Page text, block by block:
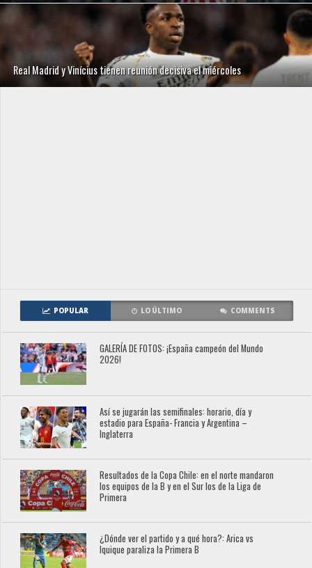
Real Madrid y Vinícius tienen reunión decisiva el miércoles
POPULAR LO ÚLTIMO COMMENTS
GALERÍA DE FOTOS: ¡España campeón del Mundo
2026!
Así se jugarán las semifinales: horario, día y
estadio para España- Francia y Argentina –
Inglaterra
Resultados de la Copa Chile: en el norte mandaron
los equipos de la B y en el Sur los de la Liga de
Primera
¿Dónde ver el partido y a qué hora?: Arica vs
Iquique paraliza la Primera B